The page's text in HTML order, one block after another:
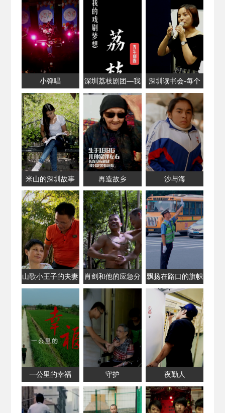
小弹唱
深圳荔枝剧团—我
们的戏剧梦想
深圳读书会-每个
阅读者共享的舞台
米山的深圳故事 再造故乡 沙与海
山歌小王子的夫妻
肖剑和他的应急分
队
飘扬在路口的旗帜
一公里的幸福 守护 夜勤人